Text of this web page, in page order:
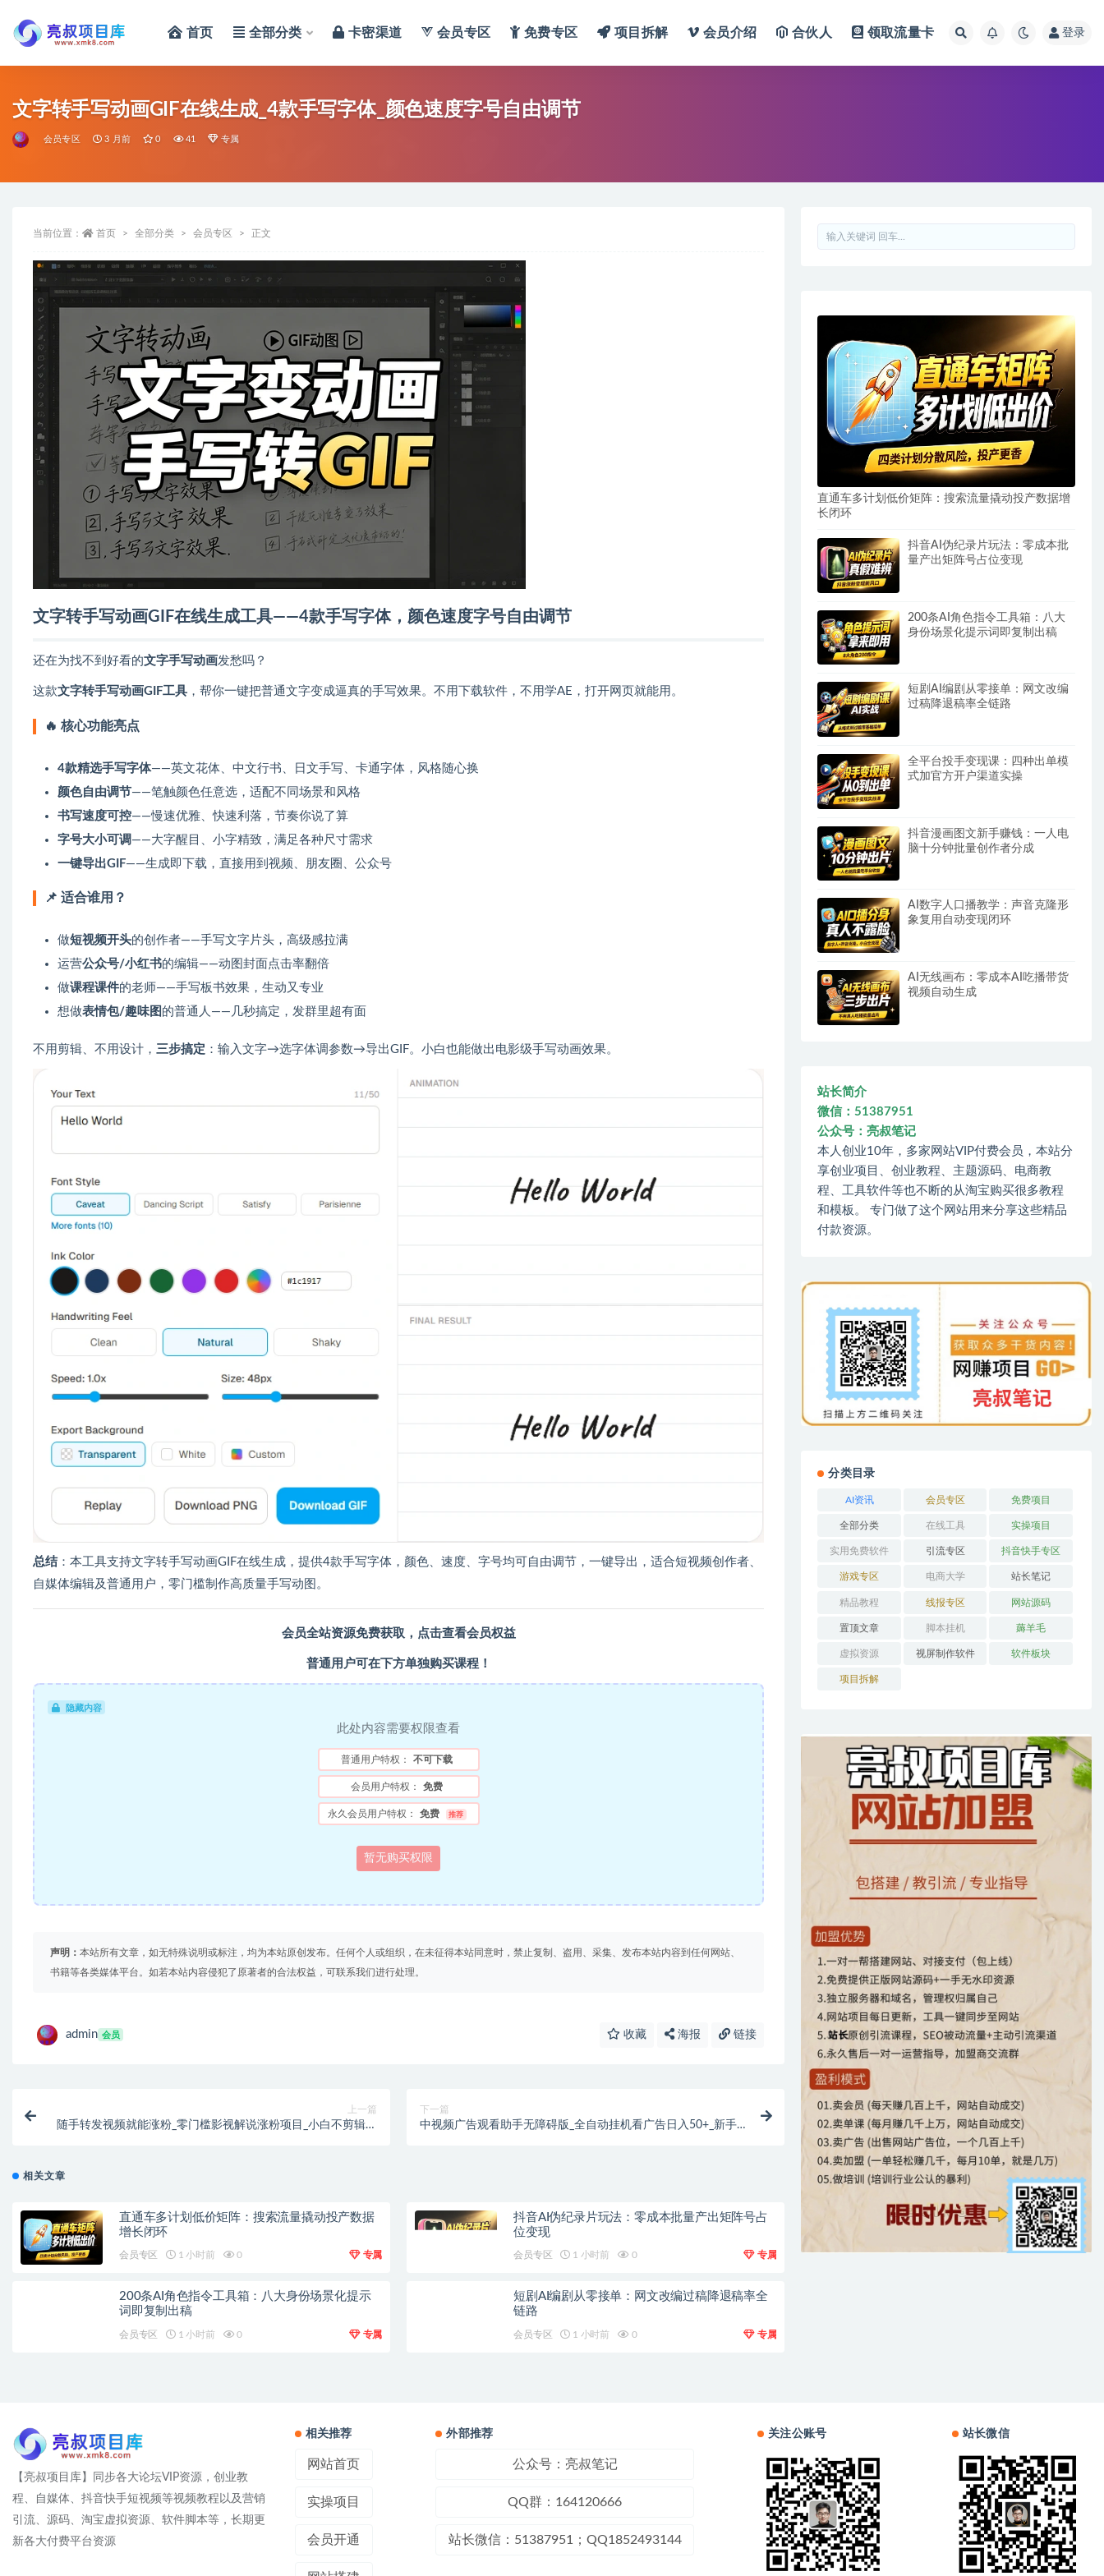
首页 全部分类 卡密渠道 会员专区 免费专区 项目拆解 会员介绍 合伙人 领取流量卡 登录
文字转手写动画GIF在线生成_4款手写字体_颜色速度字号自由调节
会员专区 3 月前 0 41 专属
当前位置： 首页 全部分类 会员专区 正文
文字转手写动画GIF在线生成工具——4款手写字体，颜色速度字号自由调节
还在为找不到好看的文字手写动画发愁吗？
这款文字转手写动画GIF工具 ，帮你一键把普通文字变成逼真的手写效果。不用下载软件，不用学AE，打开网页就能用。
🔥 核心功能亮点
4款精选手写字体——英文花体、中文行书、日文手写、卡通字体，风格随心换
颜色自由调节——笔触颜色任意选，适配不同场景和风格
书写速度可控——慢速优雅、快速利落，节奏你说了算
字号大小可调 ——大字醒目、小字精致，满足各种尺寸需求
一键导出GIF——生成即下载，直接用到视频、朋友圈、公众号
📌 适合谁用？
做短视频开头的创作者——手写文字片头，高级感拉满
运营公众号/小红书的编辑——动图封面点击率翻倍
做课程课件的老师——手写板书效果，生动又专业
想做表情包/趣味图 的普通人——几秒搞定，发群里超有面
不用剪辑、不用设计， 三步搞定 ：输入文字→选字体调参数→导出GIF。小白也能做出电影级手写动画效果。
总结：本工具支持文字转手写动画GIF在线生成，提供4款手写字体，颜色、速度、字号均可自由调节，一键导出，适合短视频创作者、
自媒体编辑及普通用户，零门槛制作高质量手写动图。
会员全站资源免费获取， 点击查看会员权益
普通用户可在下方单独购买课程！
隐藏内容
此处内容需要权限查看
普通用户特权： 不可下载
会员用户特权： 免费
永久会员用户特权： 免费 推荐
暂无购买权限
声明： 本站所有文章，如无特殊说明或标注，均为本站原创发布。任何个人或组织，在未征得本站同意时，禁止复制、盗用、采集、发布本站内容到任何网站、
书籍等各类媒体平台。如若本站内容侵犯了原著者的合法权益，可联系我们进行处理。
admin 会员 收藏 海报 链接
上一篇
随手转发视频就能涨粉_零门槛影视解说涨粉项目_小白不剪辑轻
下一篇
中视频广告观看助手无障碍版_全自动挂机看广告日入50+_新手
相关文章
直通车多计划低价矩阵：搜索流量撬动投产数据
增长闭环
会员专区 1 小时前 0 专属
抖音AI伪纪录片玩法：零成本批量产出矩阵号占
位变现
会员专区 1 小时前 0 专属
200条AI角色指令工具箱：八大身份场景化提示
词即复制出稿
会员专区 1 小时前 0 专属
短剧AI编剧从零接单：网文改编过稿降退稿率全
链路
会员专区 1 小时前 0 专属
直通车多计划低价矩阵：搜索流量撬动投产数据增
长闭环
抖音AI伪纪录片玩法：零成本批
量产出矩阵号占位变现
200条AI角色指令工具箱：八大
身份场景化提示词即复制出稿
短剧AI编剧从零接单：网文改编
过稿降退稿率全链路
全平台投手变现课：四种出单模
式加官方开户渠道实操
抖音漫画图文新手赚钱：一人电
脑十分钟批量创作者分成
AI数字人口播教学：声音克隆形
象复用自动变现闭环
AI无线画布：零成本AI吃播带货
视频自动生成
站长简介
微信：51387951
公众号：亮叔笔记
本人创业10年，多家网站VIP付费会员，本站分
享创业项目、创业教程、主题源码、电商教
程、工具软件等也不断的从淘宝购买很多教程
和模板。 专门做了这个网站用来分享这些精品
付款资源。
分类目录
AI资讯 会员专区 免费项目
全部分类 在线工具 实操项目
实用免费软件 引流专区 抖音快手专区
游戏专区 电商大学 站长笔记
精品教程 线报专区 网站源码
置顶文章 脚本挂机 薅羊毛
虚拟资源 视屏制作软件 软件板块
项目拆解
【亮叔项目库】同步各大论坛VIP资源，创业教
程、自媒体、抖音快手短视频等视频教程以及营销
引流、源码、淘宝虚拟资源、软件脚本等，长期更
新各大付费平台资源
相关推荐
网站首页
实操项目
会员开通
外部推荐
公众号：亮叔笔记
QQ群：164120666
站长微信：51387951；QQ1852493144
关注公账号 站长微信